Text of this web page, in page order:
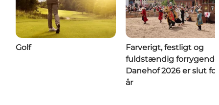
Golf
Farverigt, festligt og
fuldstændig
Danehof 2026 er slut
år